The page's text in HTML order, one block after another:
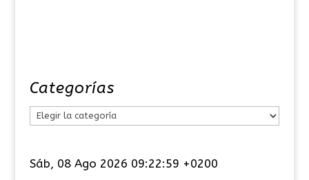
Categorías
e
Sáb, 08 Ago 2026 09:22:59 +0200